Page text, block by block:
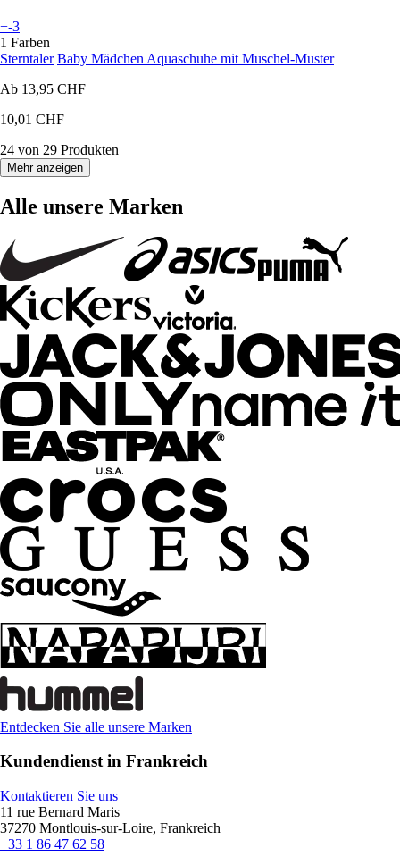
+-3
1 Farben
Sterntaler Baby Mädchen Aquaschuhe mit Muschel-Muster
Ab 13,95 CHF
10,01 CHF
24 von 29 Produkten
Mehr anzeigen
Alle unsere Marken
Entdecken Sie alle unsere Marken
Kundendienst in Frankreich
Kontaktieren Sie uns
11 rue Bernard Maris
37270 Montlouis-sur-Loire, Frankreich
+33 1 86 47 62 58